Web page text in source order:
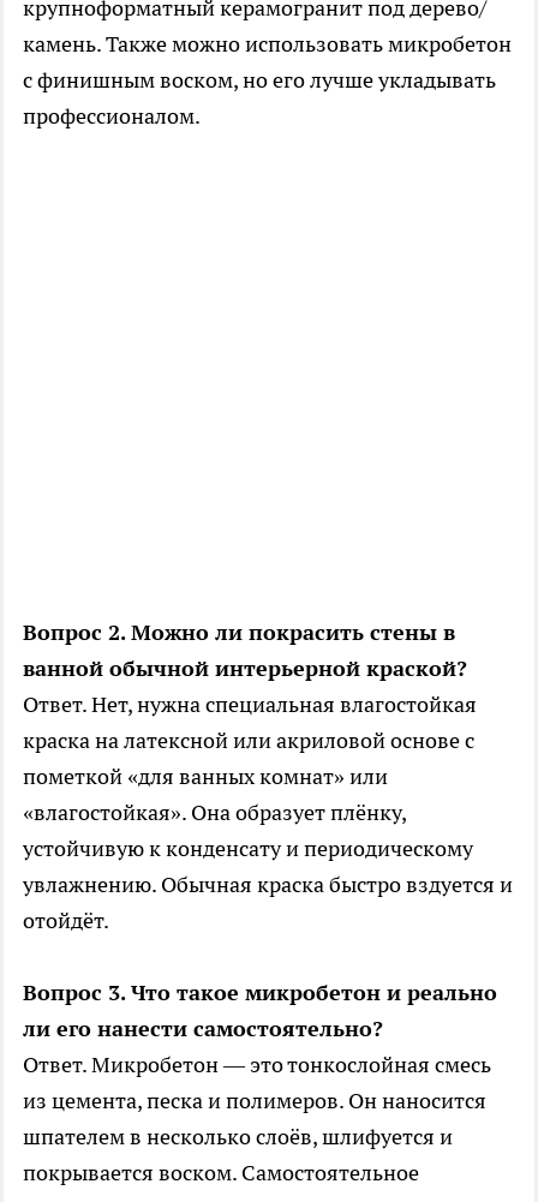
крупноформатный керамогранит под дерево/
камень. Также можно использовать микробетон
с финишным воском, но его лучше укладывать
профессионалом.
Вопрос 2. Можно ли покрасить стены в
ванной обычной интерьерной краской?
Ответ. Нет, нужна специальная влагостойкая
краска на латексной или акриловой основе с
пометкой «для ванных комнат» или
«влагостойкая». Она образует плёнку,
устойчивую к конденсату и периодическому
увлажнению. Обычная краска быстро вздуется и
отойдёт.
Вопрос 3. Что такое микробетон и реально
ли его нанести самостоятельно?
Ответ. Микробетон — это тонкослойная смесь
из цемента, песка и полимеров. Он наносится
шпателем в несколько слоёв, шлифуется и
покрывается воском. Самостоятельное